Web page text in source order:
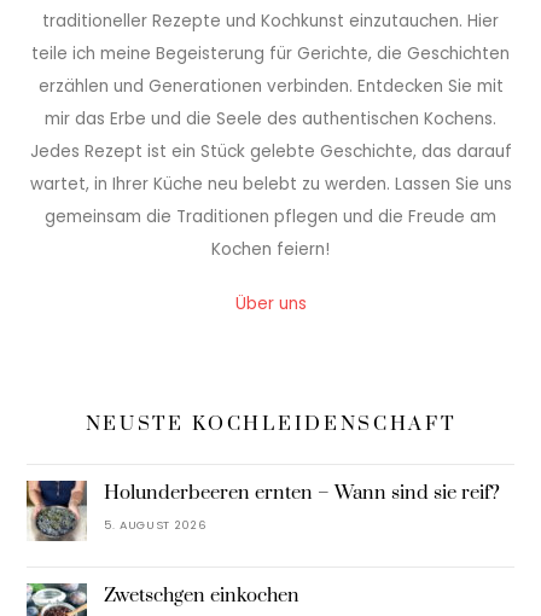
traditioneller Rezepte und Kochkunst einzutauchen. Hier
teile ich meine Begeisterung für Gerichte, die Geschichten
erzählen und Generationen verbinden. Entdecken Sie mit
mir das Erbe und die Seele des authentischen Kochens.
Jedes Rezept ist ein Stück gelebte Geschichte, das darauf
wartet, in Ihrer Küche neu belebt zu werden. Lassen Sie uns
gemeinsam die Traditionen pflegen und die Freude am
Kochen feiern!
Über uns
NEUSTE KOCHLEIDENSCHAFT
Holunderbeeren ernten – Wann sind sie reif?
5. AUGUST 2026
Zwetschgen einkochen